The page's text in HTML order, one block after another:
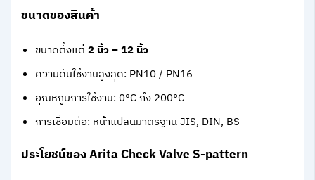
ขนาดของสินค้า
ขนาดตั้งแต่2 นิ้ว – 12 นิ้ว
ความดันใช้งานสูงสุด: PN10 / PN16
อุณหภูมิการใช้งาน: 0°C ถึง 200°C
การเชื่อมต่อ: หน้าแปลนมาตรฐาน JIS, DIN, BS
ประโยชน์ของ Arita Check Valve S-pattern